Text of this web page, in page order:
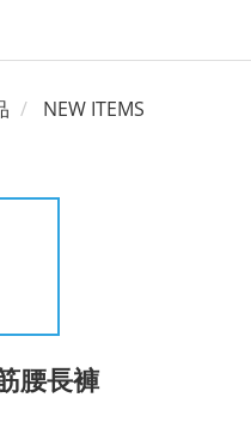
NEW ITEMS
腰長褲